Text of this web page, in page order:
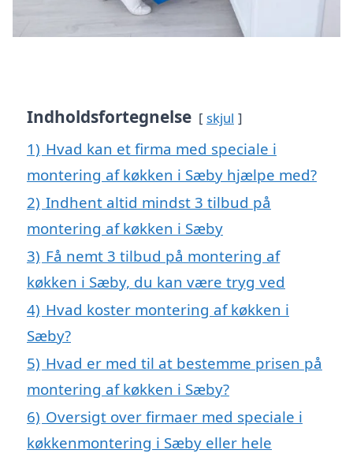
Indholdsfortegnelse skjul
1) Hvad kan et firma med speciale i
montering af køkken i Sæby hjælpe med?
2) Indhent altid mindst 3 tilbud på
montering af køkken i Sæby
3) Få nemt 3 tilbud på montering af
køkken i Sæby, du kan være tryg ved
4) Hvad koster montering af køkken i
Sæby?
5) Hvad er med til at bestemme prisen på
montering af køkken i Sæby?
6) Oversigt over firmaer med speciale i
køkkenmontering i Sæby eller hele